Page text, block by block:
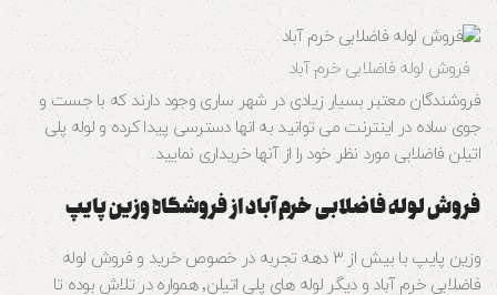
فروش لوله فاضلابی خرم آباد
فروشندگان معتبر بسیار زیادی در شهر ساری وجود دارند که با جست و
جوی ساده در اینترنت می توانید به انها دسترسی پیدا کرده و لوله پلی
اتیلن فاضلابی مورد نظر خود را از آنها خریداری نمایید.
فروش لوله فاضلابی خرم آباد از فروشگاه وزین پایپ
وزین پایپ با بیش از ۳ دهه تجربه در خصوص خرید و فروش لوله
فاضلابی خرم آباد و دیگر لوله های پلی اتیلن٬ همواره در تلاش بوده تا